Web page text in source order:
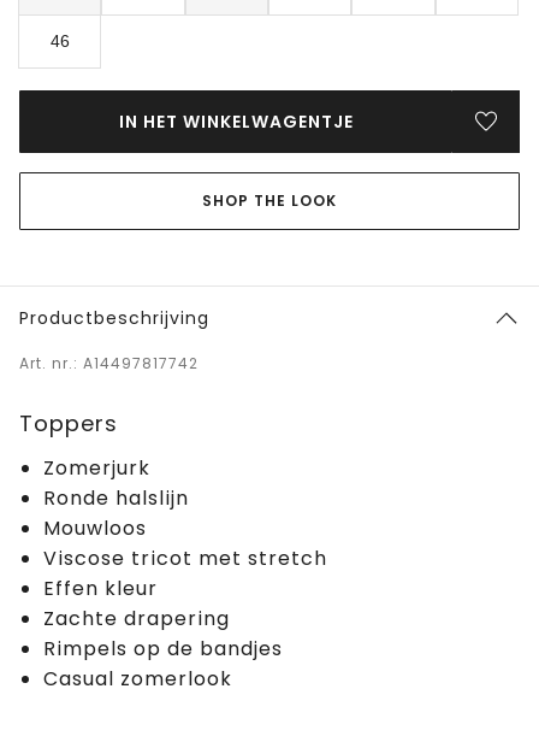
46
IN HET WINKELWAGENTJE
SHOP THE LOOK
Productbeschrijving
Art. nr.: A14497817742
Toppers
Zomerjurk
Ronde halslijn
Mouwloos
Viscose tricot met stretch
Effen kleur
Zachte drapering
Rimpels op de bandjes
Casual zomerlook